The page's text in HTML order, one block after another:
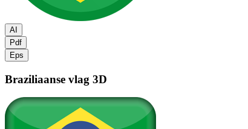
AI
Pdf
Eps
Braziliaanse vlag 3D